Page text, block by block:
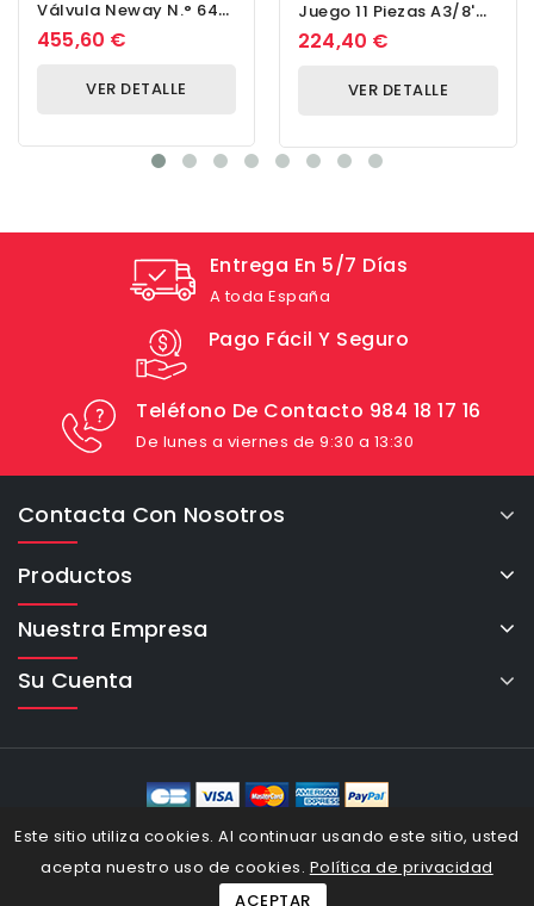
Válvula Neway N.° 643
15x60° 44,5 Mm
455,60 €
VER DETALLE
Juego 11 Piezas A3/8'
Lg.75mm SW 8 A SW 19
224,40 €
VER DETALLE
Entrega En 5/7 Días
A toda España
Pago Fácil Y Seguro
Teléfono De Contacto 984 18 17 16
De lunes a viernes de 9:30 a 13:30
Contacta Con Nosotros
Productos
Nuestra Empresa
Su Cuenta
Este sitio utiliza cookies. Al continuar usando este sitio, usted
acepta nuestro uso de cookies. Política de privacidad
ACEPTAR
eCommerce Cybertron © 2026